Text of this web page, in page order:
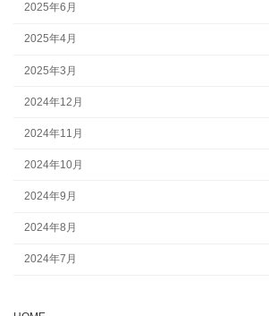
2025年6月
2025年4月
2025年3月
2024年12月
2024年11月
2024年10月
2024年9月
2024年8月
2024年7月